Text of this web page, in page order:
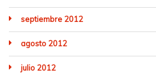
septiembre 2012
agosto 2012
julio 2012